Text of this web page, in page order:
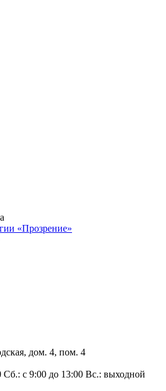
дом. 4, пом. 4
с 9:00 до 13:00 Вс.: выходной